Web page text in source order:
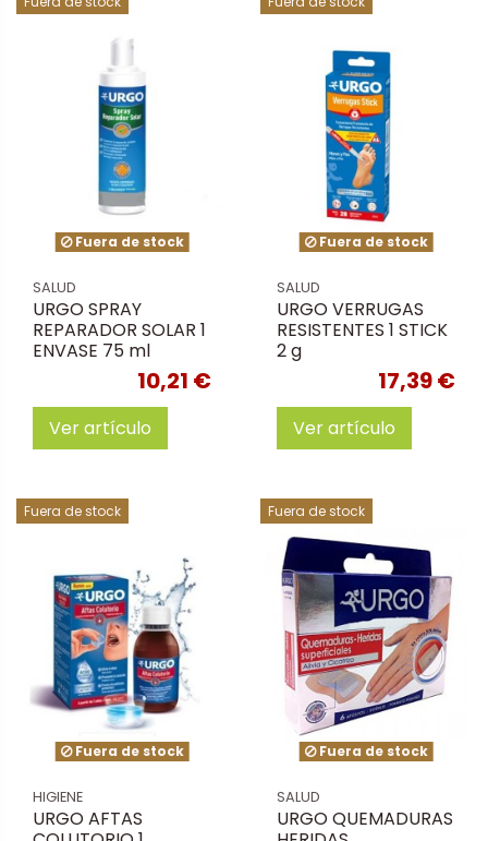
Fuera de stock
SALUD
URGO SPRAY
REPARADOR SOLAR 1
ENVASE 75 ml
10,21 €
Ver artículo
Fuera de stock
SALUD
URGO VERRUGAS
RESISTENTES 1 STICK
2 g
17,39 €
Ver artículo
Fuera de stock
Fuera de stock
HIGIENE
URGO AFTAS
Fuera de stock
Fuera de stock
SALUD
URGO QUEMADURAS